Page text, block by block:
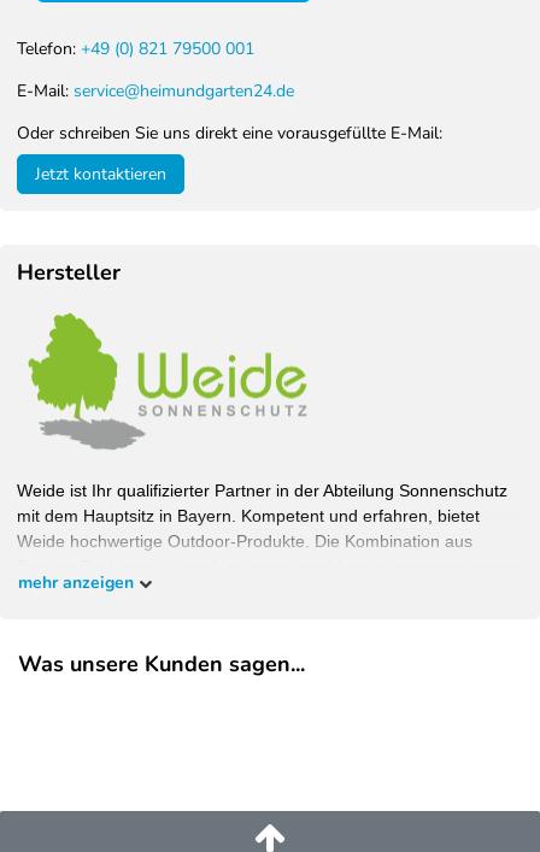
Telefon: +49 (0) 821 79500 001
E-Mail: service@heimundgarten24.de
Oder schreiben Sie uns direkt eine vorausgefüllte E-Mail:
Jetzt kontaktieren
Hersteller
Weide ist Ihr qualifizierter Partner in der Abteilung Sonnenschutz
mit dem Hauptsitz in Bayern. Kompetent und erfahren, bietet
Weide hochwertige Outdoor-Produkte. Die Kombination aus
Wohlfühlambiente bei bestem Schutz. Bauen Sie Ihren Garten,
EU-Verantwortlicher
+49 821 79500 001
mehr anzeigen
Was unsere Kunden sagen...